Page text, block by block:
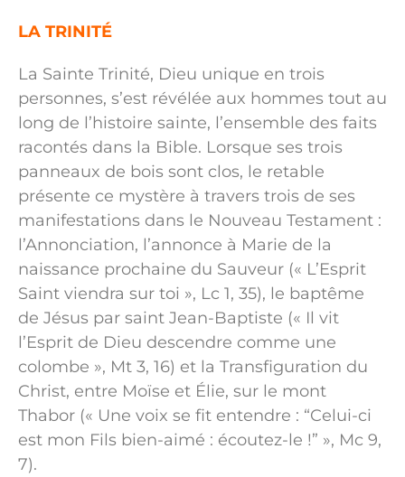
LA TRINITÉ
La Sainte Trinité, Dieu unique en trois
personnes, s’est révélée aux hommes tout au
long de l’histoire sainte, l’ensemble des faits
racontés dans la Bible. Lorsque ses trois
panneaux de bois sont clos, le retable
présente ce mystère à travers trois de ses
manifestations dans le Nouveau Testament :
l’Annonciation, l’annonce à Marie de la
naissance prochaine du Sauveur (« L’Esprit
Saint viendra sur toi », Lc 1, 35), le baptême
de Jésus par saint Jean-Baptiste (« Il vit
l’Esprit de Dieu descendre comme une
colombe », Mt 3, 16) et la Transfiguration du
Christ, entre Moïse et Élie, sur le mont
Thabor (« Une voix se fit entendre : “Celui-ci
est mon Fils bien-aimé : écoutez-le !” », Mc 9,
7).